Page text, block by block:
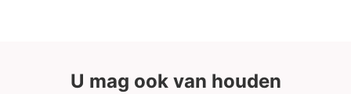
U mag ook van houden